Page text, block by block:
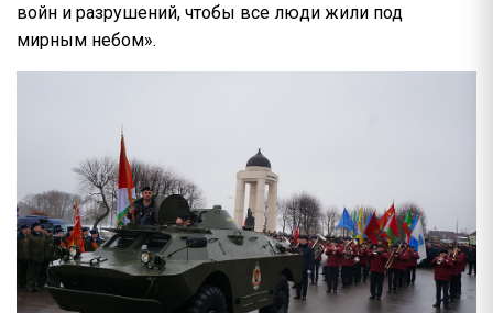
войн и разрушений, чтобы все люди жили под
мирным небом».